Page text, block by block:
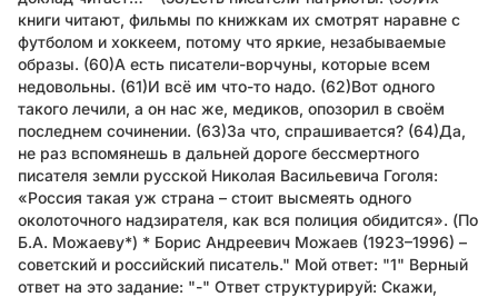
книги читают, фильмы по книжкам их смотрят наравне с
футболом и хоккеем, потому что яркие, незабываемые
образы. (60)А есть писатели-ворчуны, которые всем
недовольны. (61)И всё им что-то надо. (62)Вот одного
такого лечили, а он нас же, медиков, опозорил в своём
последнем сочинении. (63)За что, спрашивается? (64)Да,
не раз вспомянешь в дальней дороге бессмертного
писателя земли русской Николая Васильевича Гоголя:
«Россия такая уж страна – стоит высмеять одного
околоточного надзирателя, как вся полиция обидится». (По
Б.А. Можаеву*) * Борис Андреевич Можаев (1923–1996) –
советский и российский писатель." Мой ответ: "1" Верный
ответ на это задание: "-" Ответ структурируй: Скажи,